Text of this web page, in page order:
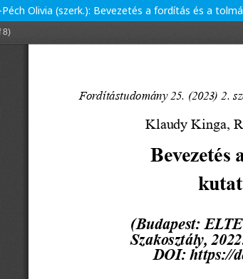
Péch Olivia (szerk.): Bevezetés a fordítás és a